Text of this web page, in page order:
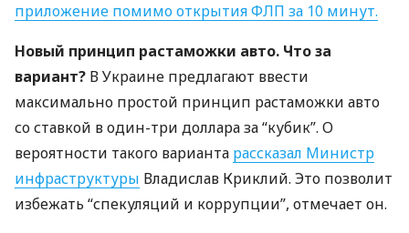
приложение помимо открытияФЛП за 10 минут.
Новый принцип растаможки авто. Что за
вариант? В Украине предлагают ввести
максимально простой принцип растаможки авто
со ставкой в один-три доллара за “кубик”. О
вероятности такого варианта рассказал Министр
инфраструктуры Владислав Криклий. Это позволит
избежать “спекуляций и коррупции”, отмечает он.